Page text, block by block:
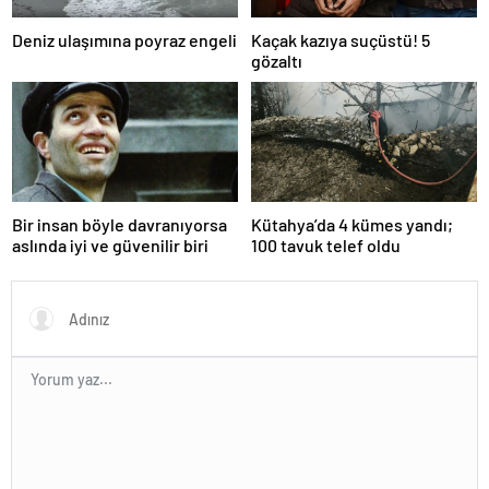
Deniz ulaşımına poyraz engeli
Kaçak kazıya suçüstü! 5
gözaltı
Bir insan böyle davranıyorsa
aslında iyi ve güvenilir biri
Kütahya’da 4 kümes yandı;
100 tavuk telef oldu